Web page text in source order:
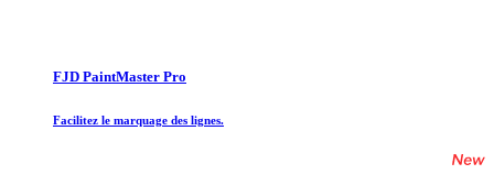
FJD PaintMaster Pro
Facilitez le marquage des lignes.